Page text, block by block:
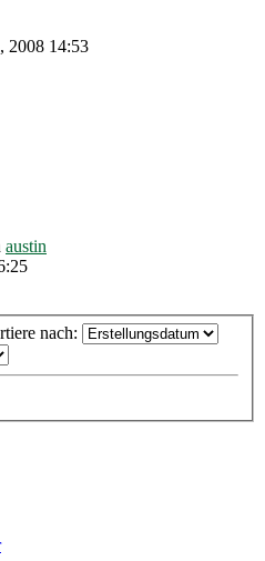
2008 14:53
austin
nach: